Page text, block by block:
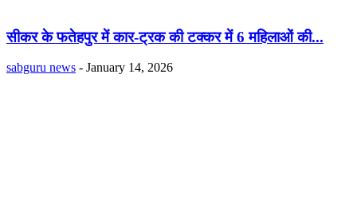
सीकर के फतेहपुर में कार-ट्रक की टक्कर में 6 महिलाओं की...
sabguru news - January 14, 2026